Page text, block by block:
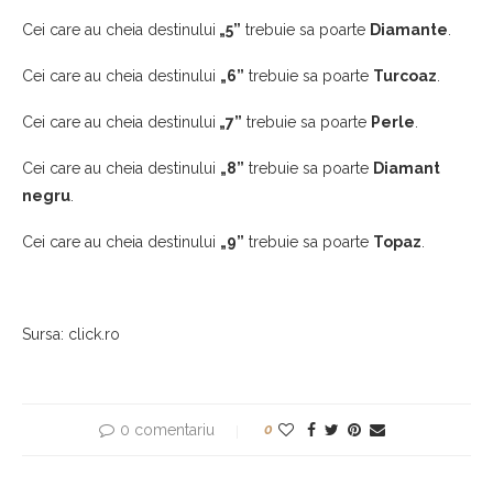
Cei care au cheia destinului „5” trebuie sa poarte Diamante
Cei care au cheia destinului „6” trebuie sa poarte Turcoaz
Cei care au cheia destinului „7” trebuie sa poarte Perle
Cei care au cheia destinului „8” trebuie sa poarte Diamant
negru
Cei care au cheia destinului „9” trebuie sa poarte Topaz
Sursa: click.ro
0 comentariu 0